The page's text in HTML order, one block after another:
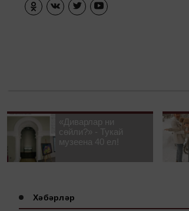
«Диварлар ни
сөйли?» - Тукай
музеена 40 ел!
Хәбәрләр